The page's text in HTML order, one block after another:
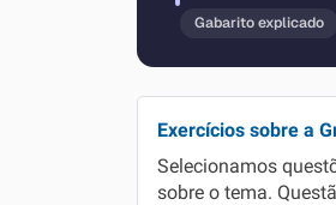
Química
Gabarito explicado
Exercícios sobre a
Selecionamos
sobre o tema.